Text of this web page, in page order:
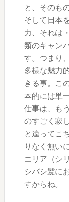
と、そのも
そして日本
力、それは
類のキャン
す。つまり
多様な魅力
きる事。こ
本的には単
仕事は、も
のすごく寂
と違ってこ
りなく無い
エリア（シ
シバシ髪に
すからね。